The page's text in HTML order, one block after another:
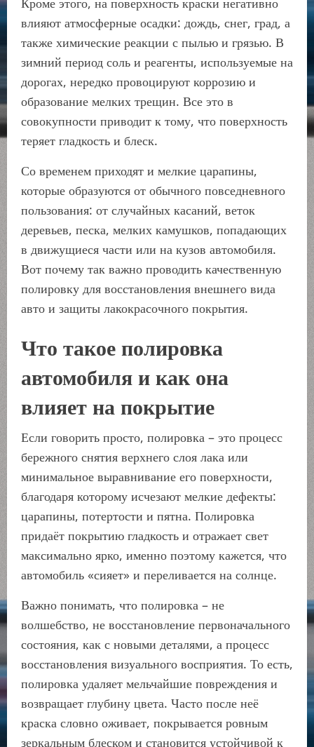
влияют атмосферные осадки: дождь, снег, град, а
также химические реакции с пылью и грязью. В
зимний период соль и реагенты, используемые на
дорогах, нередко провоцируют коррозию и
образование мелких трещин. Все это в
совокупности приводит к тому, что поверхность
теряет гладкость и блеск.
Со временем приходят и мелкие царапины,
которые образуются от обычного повседневного
пользования: от случайных касаний, веток
деревьев, песка, мелких камушков, попадающих
в движущиеся части или на кузов автомобиля.
Вот почему так важно проводить качественную
полировку для восстановления внешнего вида
авто и защиты лакокрасочного покрытия.
Что такое полировка
автомобиля и как она
влияет на покрытие
Если говорить просто, полировка – это процесс
бережного снятия верхнего слоя лака или
минимальное выравнивание его поверхности,
благодаря которому исчезают мелкие дефекты:
царапины, потертости и пятна. Полировка
придаёт покрытию гладкость и отражает свет
максимально ярко, именно поэтому кажется, что
автомобиль «сияет» и переливается на солнце.
Важно понимать, что полировка – не
волшебство, не восстановление первоначального
состояния, как с новыми деталями, а процесс
восстановления визуального восприятия. То есть,
полировка удаляет мельчайшие повреждения и
возвращает глубину цвета. Часто после неё
краска словно оживает, покрывается ровным
зеркальным блеском и становится устойчивой к